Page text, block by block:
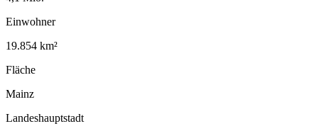
Einwohner
19.854 km²
Fläche
Mainz
Landeshauptstadt